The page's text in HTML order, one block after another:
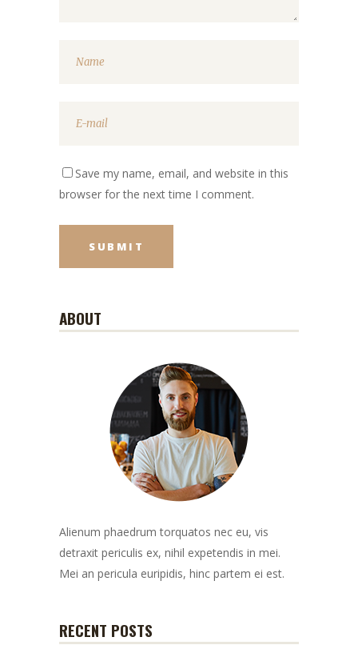
Save my name, email, and website in this
browser for the next time I comment.
ABOUT
Alienum phaedrum torquatos nec eu, vis
detraxit periculis ex, nihil expetendis in mei.
Mei an pericula euripidis, hinc partem ei est.
RECENT POSTS